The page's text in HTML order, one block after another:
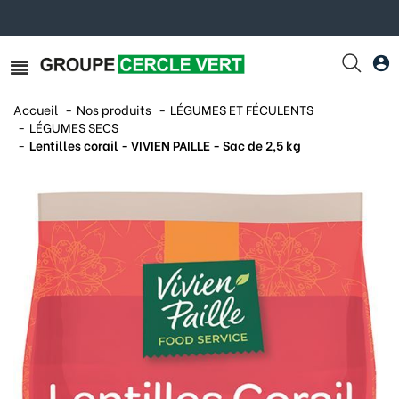
Accueil Nos produits
LÉGUMES ET FÉCULENTS
LÉGUMES SECS
Lentilles corail - VIVIEN PAILLE - Sac de 2,5 kg